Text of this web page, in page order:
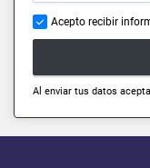
Acepto recibir
Al enviar tus datos